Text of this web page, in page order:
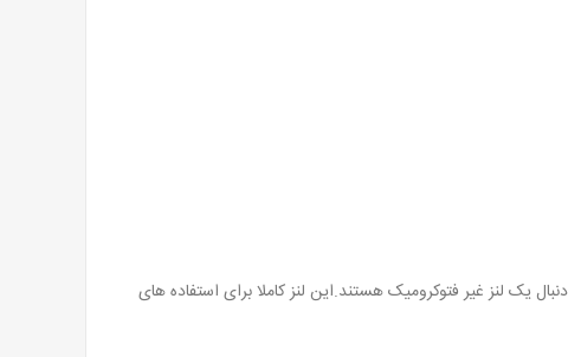
یک لنز غیر فتوکرومیک هستند.این لنز کاملا برای استفاده های